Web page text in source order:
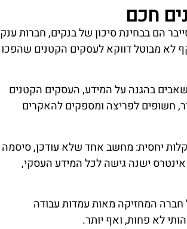
חכם
הם בבחינת סיכון של בנקים, חברות ענק
לא מבוטל דווקא לעסקים הקטנים שהפכו
בהגנה על המידע, העסקים הקטנים
חשופים לפריצה ומספקים להאקרים
יחסית: מחשב אחד שלא עודכן, סיסמה
ישנה גישה לכל המידע העסקי,
של חברה המחזיקה מאות עמדות עבודה
לא פחות, ואף יותר.